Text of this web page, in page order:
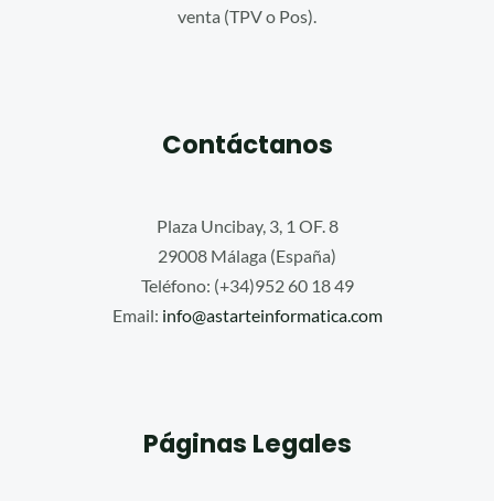
venta (TPV o Pos).
Contáctanos
Plaza Uncibay, 3, 1 OF. 8
29008 Málaga (España)
Teléfono: (+34)952 60 18 49
Email: info@astarteinformatica.com
Páginas Legales